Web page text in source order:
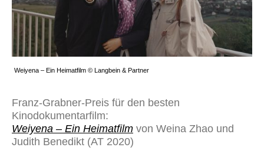
Weiyena – Ein Heimatfilm © Langbein & Partner
Franz-Grabner-Preis für den besten
Kinodokumentarfilm:
Weiyena – Ein Heimatfilm von Weina Zhao und
Judith Benedikt (AT 2020)